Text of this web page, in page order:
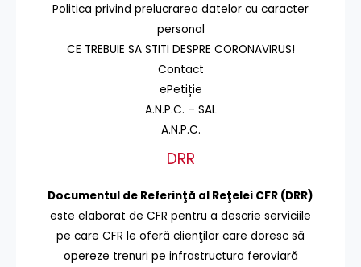
Politica privind prelucrarea datelor cu caracter
personal
CE TREBUIE SA STITI DESPRE CORONAVIRUS!
Contact
ePetiție
A.N.P.C. – SAL
A.N.P.C.
DRR
Documentul de Referinţă al Reţelei CFR (DRR)
este elaborat de CFR pentru a descrie serviciile
pe care CFR le oferă clienţilor care doresc să
opereze trenuri pe infrastructura feroviară